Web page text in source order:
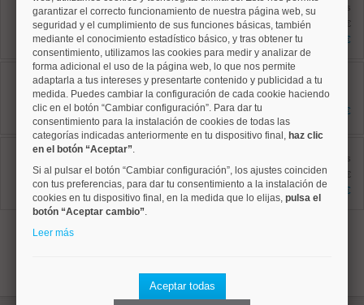
Ref: 10008652
4 dormitorios
2 baños
antes
1.709.000 €
1.295.000 €
Salamanca, Guindalera
Ref: 10008952
167 m²
4 dormitorios
2 baños
1.550.000 €
122 m²
4 dormitorios
2 baños
antes
1.195.000 €
1.090.000 €
garantizar el correcto funcionamiento de nuestra página web, su
seguridad y el cumplimiento de sus funciones básicas, también
mediante el conocimiento estadístico básico, y tras obtener tu
consentimiento, utilizamos las cookies para medir y analizar de
forma adicional el uso de la página web, lo que nos permite
adaptarla a tus intereses y presentarte contenido y publicidad a tu
medida. Puedes cambiar la configuración de cada cookie haciendo
clic en el botón “Cambiar configuración”. Para dar tu
consentimiento para la instalación de cookies de todas las
categorías indicadas anteriormente en tu dispositivo final, haz clic
en el botón “Aceptar”.
Si al pulsar el botón “Cambiar configuración”, los ajustes coinciden
con tus preferencias, para dar tu consentimiento a la instalación de
cookies en tu dispositivo final, en la medida que lo elijas, pulsa el
botón “Aceptar cambio”.
Leer más
Aceptar todas